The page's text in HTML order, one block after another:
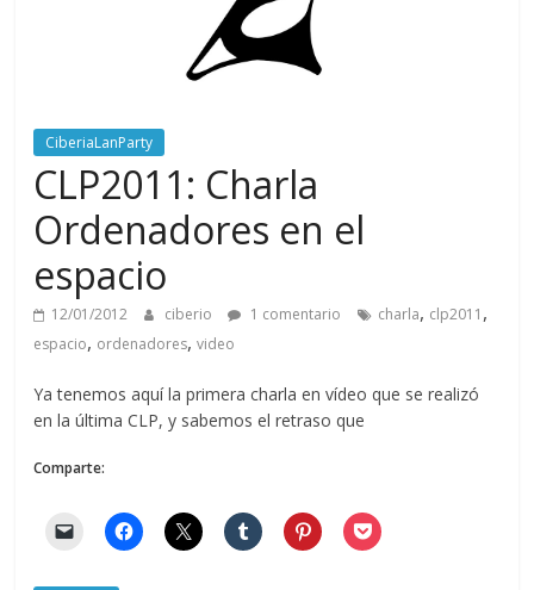
CiberiaLanParty
CLP2011: Charla
Ordenadores en el
espacio
12/01/2012 ciberio 1 comentario charla, clp2011 ,
espacio, ordenadores,video
Ya tenemos aquí la primera charla en vídeo que se realizó
en la última CLP, y sabemos el retraso que
Comparte: